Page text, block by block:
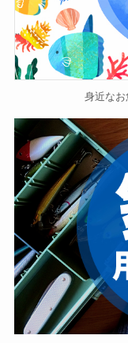
身近なお